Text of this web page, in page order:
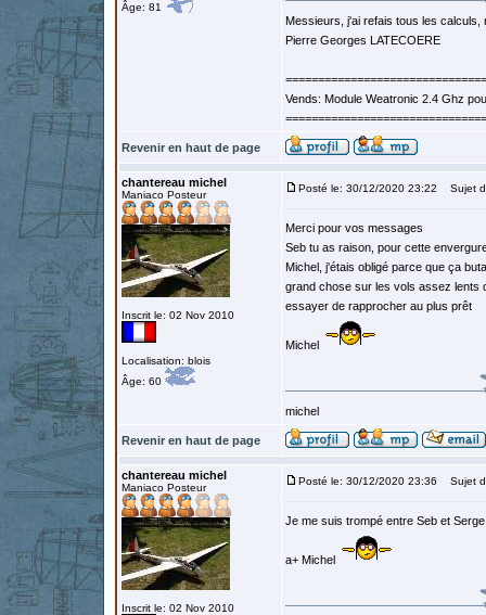
Âge: 81
Messieurs, j'ai refais tous les calculs,
Pierre Georges LATECOERE
===============================
Vends: Module Weatronic 2.4 Ghz
===============================
Revenir en haut de page
chantereau michel
Maniaco Posteur
Inscrit le: 02 Nov 2010
Localisation: blois
Âge: 60
Posté le: 30/12/2020 23:22 Sujet
Merci pour vos messages
Seb tu as raison, pour cette
Michel, j'étais obligé parce que ça
grand chose sur les vols assez lents
essayer de rapprocher au plus prêt
Michel
michel
Revenir en haut de page
chantereau michel
Maniaco Posteur
Inscrit le: 02 Nov 2010
Posté le: 30/12/2020 23:36 Sujet
Je me suis trompé entre Seb et
a+ Michel